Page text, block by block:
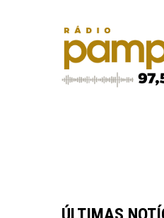
INOVAÇÃO,